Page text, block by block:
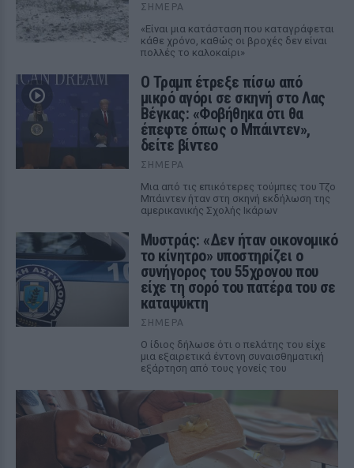
ΣΉΜΕΡΑ
«Είναι μια κατάσταση που καταγράφεται
κάθε χρόνο, καθώς οι βροχές δεν είναι
πολλές το καλοκαίρι»
Ο Τραμπ έτρεξε πίσω από
μικρό αγόρι σε σκηνή στο Λας
Βέγκας: «Φοβήθηκα ότι θα
έπεφτε όπως ο Μπάιντεν»,
δείτε βίντεο
ΣΉΜΕΡΑ
Μια από τις επικότερες τούμπες του Τζο
Μπάιντεν ήταν στη σκηνή εκδήλωση της
αμερικανικής Σχολής Ικάρων
Μυστράς: «Δεν ήταν οικονομικό
το κίνητρο» υποστηρίζει ο
συνήγορος του 55χρονου που
είχε τη σορό του πατέρα του σε
καταψύκτη
ΣΉΜΕΡΑ
Ο ίδιος δήλωσε ότι ο πελάτης του είχε
μια εξαιρετικά έντονη συναισθηματική
εξάρτηση από τους γονείς του